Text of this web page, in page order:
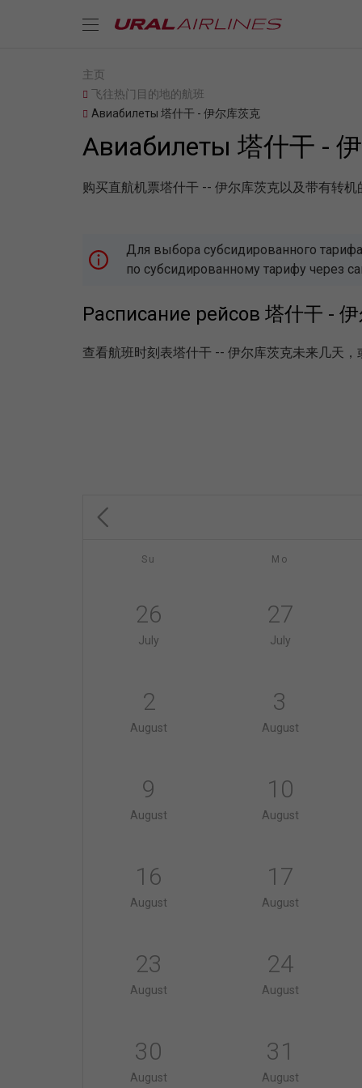
主页
飞往热门目的地的航班
Авиабилеты 塔什干 - 伊尔库茨克
Авиабилеты 塔什干 -
购买直航机票塔什干 -- 伊尔库茨克以及带有转
Для выбора субсидированного
по субсидированному тарифу через
Расписание рейсов 塔什干 -
查看航班时刻表塔什干 -- 伊尔库茨克未来几天
Su Mo
26
July
27
July
2
August
3
August
9
August
10
August
16
August
17
August
23
August
24
August
30
August
31
August